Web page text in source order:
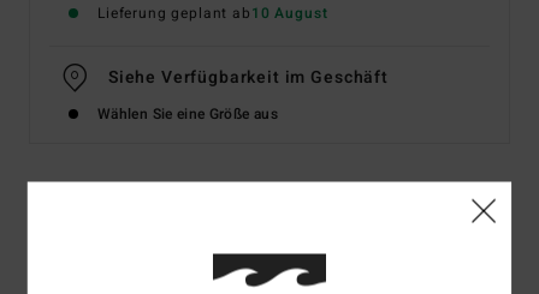
Lieferung geplant ab10 August
Siehe Verfügbarkeit im Geschäft
Wählen Sie eine Größe aus
Jungen 8-16 Lila Sweatshirt mit Halbreißverschluss